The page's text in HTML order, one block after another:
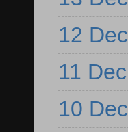
12 Dec
11 Dec
10 Dec